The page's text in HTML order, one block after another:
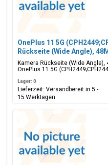
OnePlus 11 5G
Rückseite (Wide Angle),
Kamera Rückseite (Wide Angle),
OnePlus 11 5G
Lager: 0
Lieferzeit: Versandbereit in 5 -
15 Werktagen